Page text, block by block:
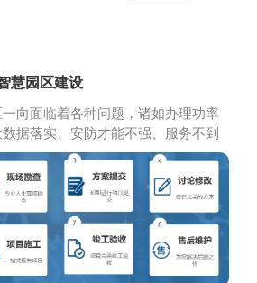
慧园区建设
向面临着各种问题，诸如办理功率
据落实、安防才能不强、服务不到
备管控分散等，而才智园区旨在解